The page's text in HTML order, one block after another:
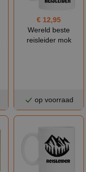
€ 12,95
Wereld beste
reisleider mok
op voorraad